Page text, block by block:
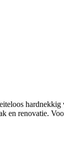
hardnekkig
en renovatie.